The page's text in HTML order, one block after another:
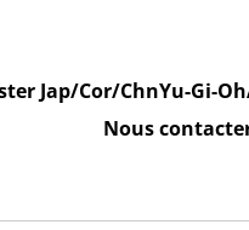
Jap/Cor/ChnYu-Gi-Oh
Nous